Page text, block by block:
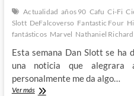
Actualidad años 90 Cafu Ci-Fi
Slott DeFalcoverso Fantastic Four
fantásticos Marvel Nathaniel
Esta semana Dan Slott se ha
una noticia que
personalmente me da algo…
Ver másAdiós